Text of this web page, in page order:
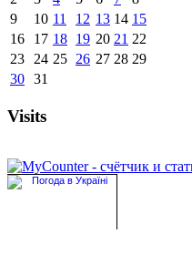
9
10 11 12 13 14 15
16
17 18 19 20 21 22
23
24 25 26 27 28 29
30 31
Visits